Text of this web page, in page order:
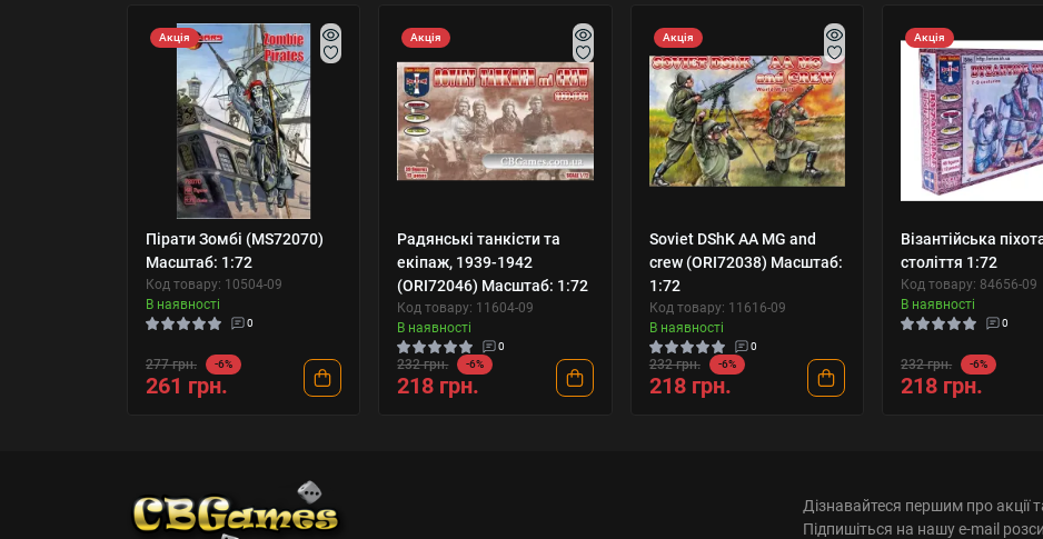
Акція
Пірати Зомбі (MS72070)
Масштаб: 1:72
Код товару: 10504-09
В наявності
0
277 грн. -6%
261 грн.
Акція
Радянські танкісти та
екіпаж, 1939-1942
(ORI72046) Масштаб: 1:72
Код товару: 11604-09
В наявності
0
232 грн. -6%
218 грн.
Акція
Soviet DShK AA MG and
crew (ORI72038) Масштаб:
1:72
Код товару: 11616-09
В наявності
0
232 грн. -6%
218 грн.
Акція
Візантійська
століття 1:72
Код товару: 84656-09
В наявності
0
232 грн. -6%
218 грн.
Дізнавайтеся першим про акції
Підпишіться на нашу e-mail